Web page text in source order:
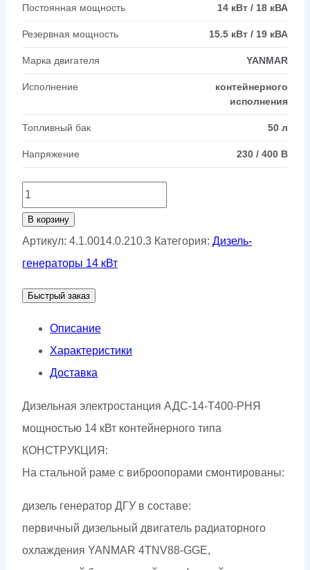
Постоянная мощность 14 кВт / 18 кВА
Резервная мощность 15.5 кВт / 19 кВА
Марка двигателя YANMAR
Исполнение
контейнерного
исполнения
Топливный бак 50 л
Напряжение 230 / 400 В
Количество
товара
Дизельный
генератор
Т400-
РНЯ
В корзину
Артикул: 4.1.0014.0.210.3 Категория: Дизель-
генераторы 14 кВт
Быстрый заказ
Описание
Характеристики
Доставка
Дизельная электростанция АДС-14-Т400-РНЯ
мощностью 14 кВт контейнерного типа
КОНСТРУКЦИЯ:
На стальной раме с виброопорами смонтированы:
дизель генератор ДГУ в составе:
первичный дизельный двигатель радиаторного
охлаждения YANMAR 4TNV88-GGE,